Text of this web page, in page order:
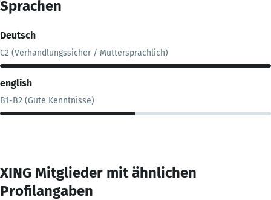
Sprachen
Deutsch
C2 (Verhandlungssicher / Muttersprachlich)
english
B1-B2 (Gute Kenntnisse)
XING Mitglieder mit ähnlichen
Profilangaben